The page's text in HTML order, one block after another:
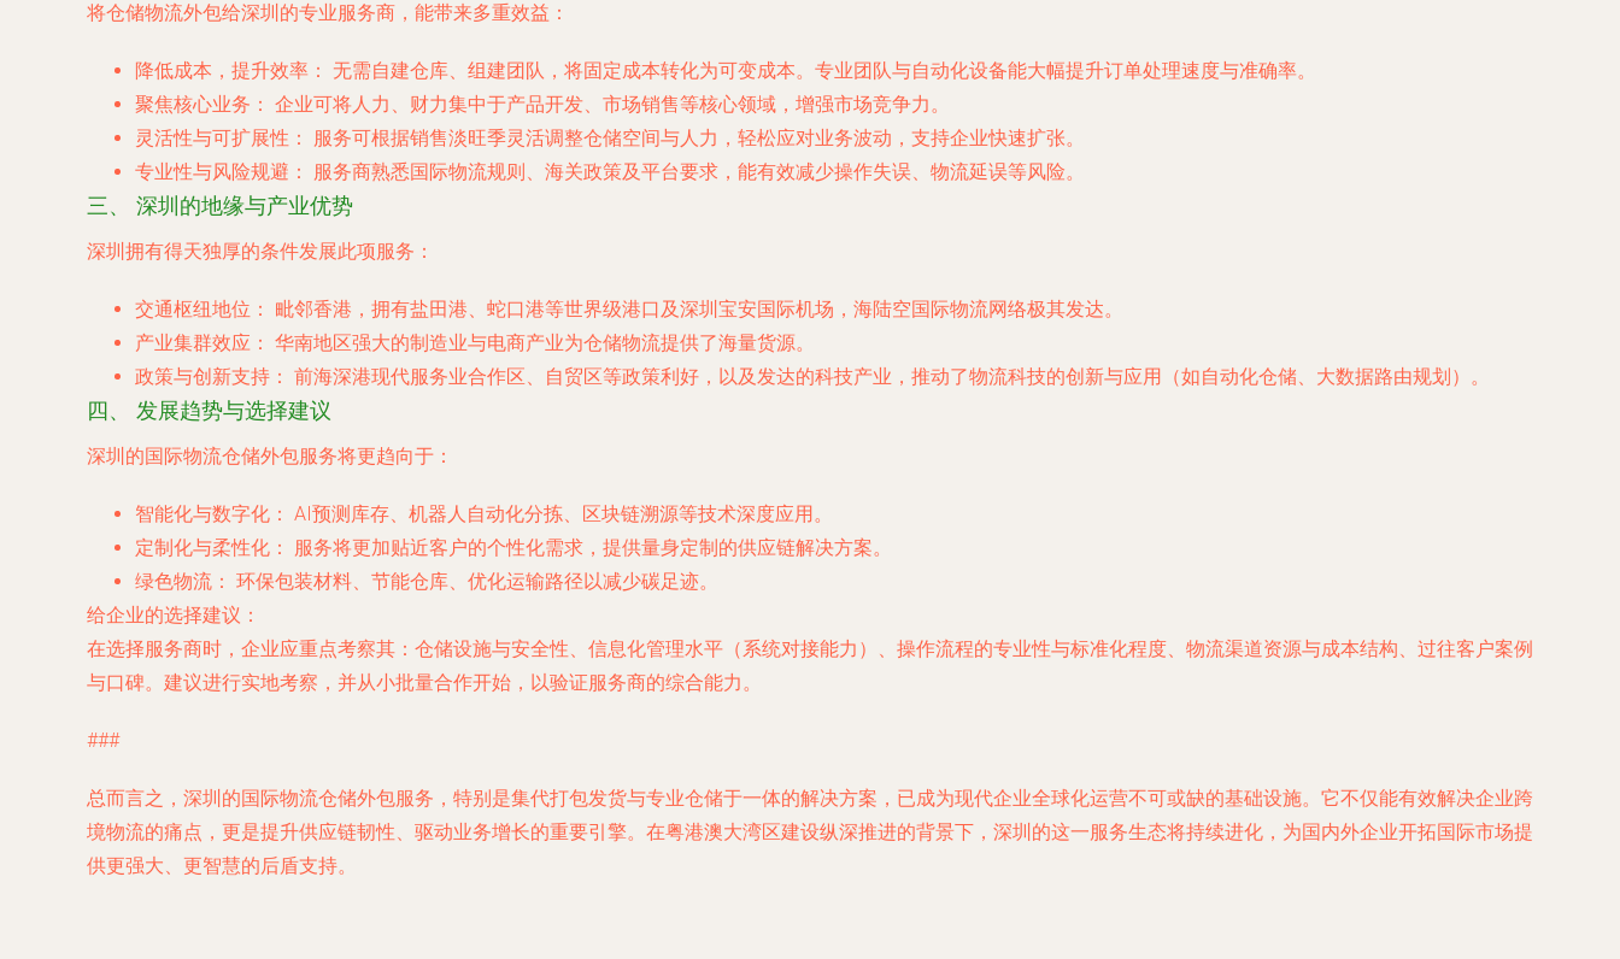
将仓储物流外包给深圳的专业服务商，能带来多重效益：
降低成本，提升效率： 无需自建仓库、组建团队，将固定成本转化为可变成本。专业团队与自动化设备能大幅提升订单处理速度与准确率。
聚焦核心业务： 企业可将人力、财力集中于产品开发、市场销售等核心领域，增强市场竞争力。
灵活性与可扩展性：
服务可根据销售淡旺季灵活调整仓储空间与人力，轻松应对业务波动，支持企业快速扩张。
专业性与风险规避：
服务商熟悉国际物流规则、海关政策及平台要求，能有效减少操作失误、物流延误等风险。
三、 深圳的地缘与产业优势
深圳拥有得天独厚的条件发展此项服务：
交通枢纽地位：
毗邻香港，拥有盐田港、蛇口港等世界级港口及深圳宝安国际机场，海陆空国际物流网络极其发达。
产业集群效应： 华南地区强大的制造业与电商产业为仓储物流提供了海量货源。
政策与创新支持： 前海深港现代服务业合作区、自贸区等政策利好，以及发达的科技产业，推动了物流科技的创新与应用（如自动化仓储、大数据路由规划）。
四、 发展趋势与选择建议
深圳的国际物流仓储外包服务将更趋向于：
智能化与数字化： AI预测库存、机器人自动化分拣、区块链溯源等技术深度应用。
定制化与柔性化：
服务将更加贴近客户的个性化需求，提供量身定制的供应链解决方案。
绿色物流： 环保包装材料、节能仓库、优化运输路径以减少碳足迹。
给企业的选择建议：
在选择服务商时，企业应重点考察其：仓储设施与安全性、信息化管理水平（系统对接能力）、操作流程的专业性与标准化程度、物流渠道资源与成本结构、过往客户案例
与口碑。建议进行实地考察，并从小批量合作开始，以验证服务商的综合能力。
###
总而言之，深圳的国际物流仓储外包服务，特别是集代打包发货与专业仓储于一体的解决方案，已成为现代企业全球化运营不可或缺的基础设施。它不仅能有效解决企业跨
境物流的痛点，更是提升供应链韧性、驱动业务增长的重要引擎。在粤港澳大湾区建设纵深推进的背景下，深圳的这一服务生态将持续进化，为国内外企业开拓国际市场提
供更强大、更智慧的后盾支持。